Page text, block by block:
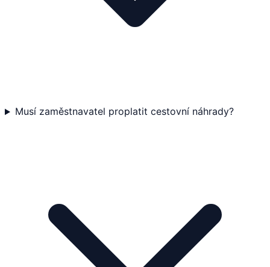
Musí zaměstnavatel proplatit cestovní náhrady?